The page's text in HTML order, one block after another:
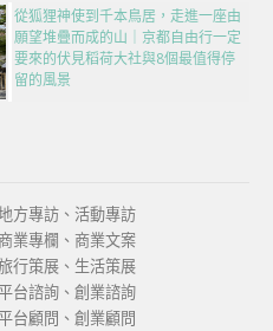
從狐狸神使到千本鳥居，走進一座由
願望堆疊而成的山｜京都自由行一定
要來的伏見稻荷大社與8個最值得停
留的風景
方專訪、活動專訪
業專欄、商業文案
行策展、生活策展
台諮詢、創業諮詢
台顧問、創業顧問